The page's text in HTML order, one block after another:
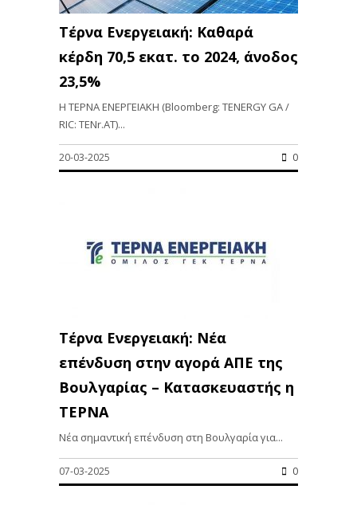
Τέρνα Ενεργειακή: Καθαρά
κέρδη 70,5 εκατ. το 2024, άνοδος
23,5%
Η ΤΕΡΝΑ ΕΝΕΡΓΕΙΑΚΗ (Bloomberg: TENERGY GA /
RIC: TENr.AT)...
20-03-2025 0
Τέρνα Ενεργειακή: Νέα
επένδυση στην αγορά ΑΠΕ της
Βουλγαρίας – Κατασκευαστής η
ΤΕΡΝΑ
Νέα σημαντική επένδυση στη Βουλγαρία για...
07-03-2025 0